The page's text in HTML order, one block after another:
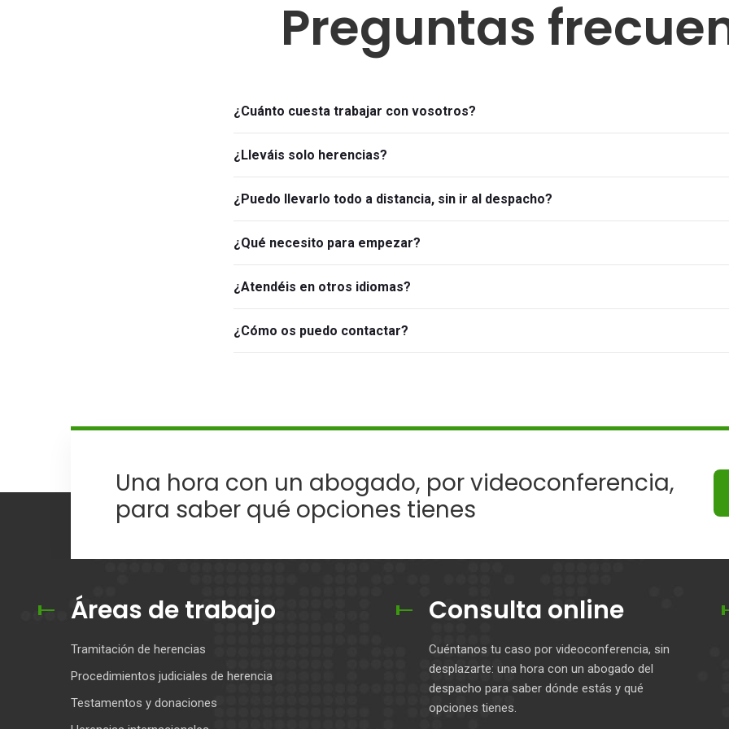
Preguntas
¿Cuánto cuesta trabajar con vosotros?
¿Lleváis solo herencias?
¿Puedo llevarlo todo a distancia, sin ir al despacho?
¿Qué necesito para empezar?
¿Atendéis en otros idiomas?
¿Cómo os puedo contactar?
Una hora con un abogado, por videoconferencia,
para saber qué opciones tienes
Áreas de trabajo
Tramitación de herencias
Procedimientos judiciales de herencia
Testamentos y donaciones
Consulta online
Cuéntanos tu caso por videoconferencia, sin
desplazarte: una hora con un abogado del
despacho para saber dónde estás y qué
opciones tienes.